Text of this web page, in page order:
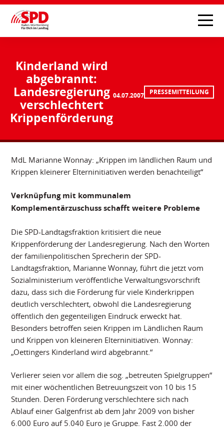
Kinderland wird
abgebrannt:
Landesregierung
verschlechtert
Krippenförderung
04.07.2007 PRESSEMITTEILUNG
MdL Marianne Wonnay: „Krippen im ländlichen Raum und
Krippen kleinerer Elterninitiativen werden benachteiligt“
Verknüpfung mit kommunalem
Komplementärzuschuss schafft weitere Probleme
Die SPD-Landtagsfraktion kritisiert die neue
Krippenförderung der Landesregierung. Nach den Worten
der familienpolitischen Sprecherin der SPD-
Landtagsfraktion, Marianne Wonnay, führt die jetzt vom
Sozialministerium veröffentliche Verwaltungsvorschrift
dazu, dass sich die Förderung für viele Kinderkrippen
deutlich verschlechtert, obwohl die Landesregierung
öffentlich den gegenteiligen Eindruck erweckt hat.
Besonders betroffen seien Krippen im Ländlichen Raum
und Krippen von kleineren Elterninitiativen. Wonnay:
„Oettingers Kinderland wird abgebrannt.“
Verlierer seien vor allem die sog. „betreuten Spielgruppen“
mit einer wöchentlichen Betreuungszeit von 10 bis 15
Stunden. Deren Förderung verschlechtere sich nach
Ablauf einer Galgenfrist ab dem Jahr 2009 von bisher
6.000 Euro auf 5.040 Euro je Gruppe. Fast 2.000 der